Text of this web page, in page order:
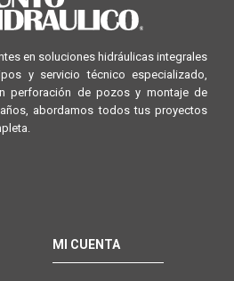
en soluciones hidráulicas integrales
y servicio técnico especializado,
perforación de pozos y montaje de
abordamos todos tus proyectos
MI CUENTA